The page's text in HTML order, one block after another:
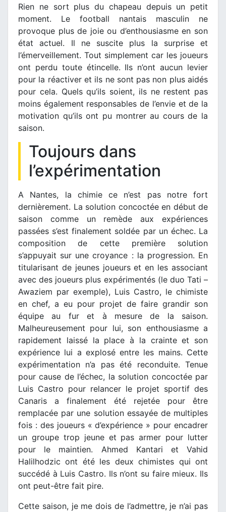
Rien ne sort plus du chapeau depuis un petit
moment. Le football nantais masculin ne
provoque plus de joie ou d’enthousiasme en son
état actuel. Il ne suscite plus la surprise et
l’émerveillement. Tout simplement car les joueurs
ont perdu toute étincelle. Ils n’ont aucun levier
pour la réactiver et ils ne sont pas non plus aidés
pour cela. Quels qu’ils soient, ils ne restent pas
moins également responsables de l’envie et de la
motivation qu’ils ont pu montrer au cours de la
saison.
Toujours dans
l’expérimentation
A Nantes, la chimie ce n’est pas notre fort
dernièrement. La solution concoctée en début de
saison comme un remède aux expériences
passées s’est finalement soldée par un échec. La
composition de cette première solution
s’appuyait sur une croyance : la progression. En
titularisant de jeunes joueurs et en les associant
avec des joueurs plus expérimentés (le duo Tati –
Awaziem par exemple), Luis Castro, le chimiste
en chef, a eu pour projet de faire grandir son
équipe au fur et à mesure de la saison.
Malheureusement pour lui, son enthousiasme a
rapidement laissé la place à la crainte et son
expérience lui a explosé entre les mains. Cette
expérimentation n’a pas été reconduite. Tenue
pour cause de l’échec, la solution concoctée par
Luis Castro pour relancer le projet sportif des
Canaris a finalement été rejetée pour être
remplacée par une solution essayée de multiples
fois : des joueurs « d’expérience » pour encadrer
un groupe trop jeune et pas armer pour lutter
pour le maintien. Ahmed Kantari et Vahid
Halilhodzic ont été les deux chimistes qui ont
succédé à Luis Castro. Ils n’ont su faire mieux. Ils
ont peut-être fait pire.
Cette saison, je me dois de l’admettre, je n’ai pas